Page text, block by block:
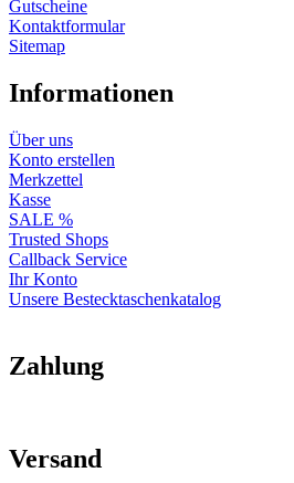
Gutscheine
Kontaktformular
Sitemap
Informationen
Über uns
Konto erstellen
Merkzettel
Kasse
SALE %
Trusted Shops
Callback Service
Ihr Konto
Unsere Bestecktaschenkatalog
Zahlung
Versand